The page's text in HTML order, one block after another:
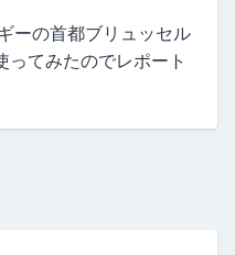
ーの首都ブリュッセル
ってみたのでレポート